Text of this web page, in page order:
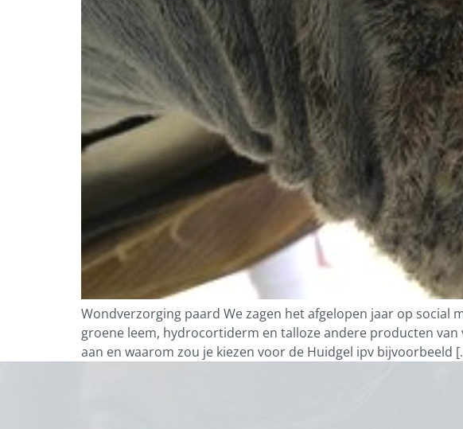
Wondverzorging paard We zagen het afgelopen jaar op
groene leem, hydrocortiderm en talloze andere producten
aan en waarom zou je kiezen voor de Huidgel ipv bijvoorbeeld